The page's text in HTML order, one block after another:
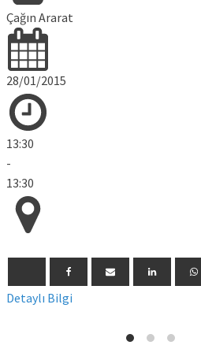
Çağın Ararat
28/01/2015
13:30
-
13:30
Detaylı Bilgi